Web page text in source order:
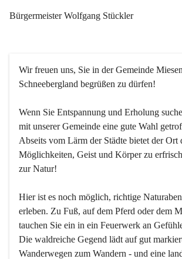
Bürgermeister Wolfgang Stückler
Wir freuen uns, Sie in der Gemeinde
Schneebergland begrüßen zu dürfen!
Wenn Sie Entspannung und Erholung
mit unserer Gemeinde eine gute Wahl
Abseits vom Lärm der Städte bietet der Ort
Möglichkeiten, Geist und Körper zu
zur Natur!
Hier ist es noch möglich, richtige
erleben. Zu Fuß, auf dem Pferd oder dem
tauchen Sie ein in ein Feuerwerk an
Die waldreiche Gegend lädt auf gut
Wanderwegen zum Wandern - und eine